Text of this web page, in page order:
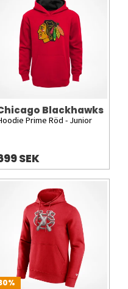
Blackhawks
Prime Röd - Junior
SEK